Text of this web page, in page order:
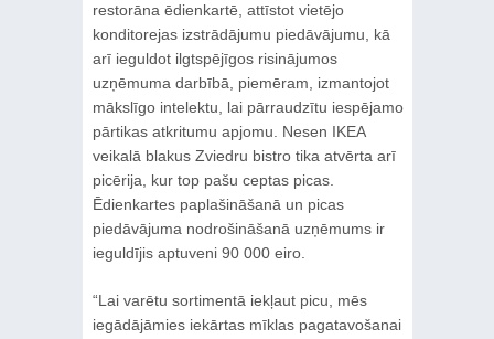
restorāna ēdienkartē, attīstot vietējo
konditorejas izstrādājumu piedāvājumu, kā
arī ieguldot ilgtspējīgos risinājumos
uzņēmuma darbībā, piemēram, izmantojot
mākslīgo intelektu, lai pārraudzītu iespējamo
pārtikas atkritumu apjomu. Nesen IKEA
veikalā blakus Zviedru bistro tika atvērta arī
picērija, kur top pašu ceptas picas.
Ēdienkartes paplašināšanā un picas
piedāvājuma nodrošināšanā uzņēmums ir
ieguldījis aptuveni 90 000 eiro.
“Lai varētu sortimentā iekļaut picu, mēs
iegādājāmies iekārtas mīklas pagatavošanai